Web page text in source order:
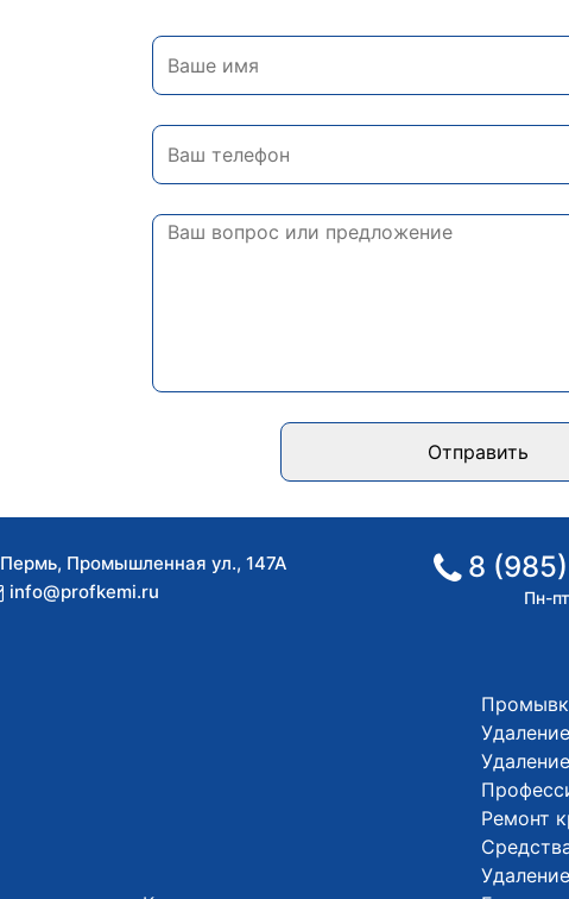
Отправить
Пермь, Промышленная ул., 147А
info@profkemi.ru
8
Пн-
Ремонт